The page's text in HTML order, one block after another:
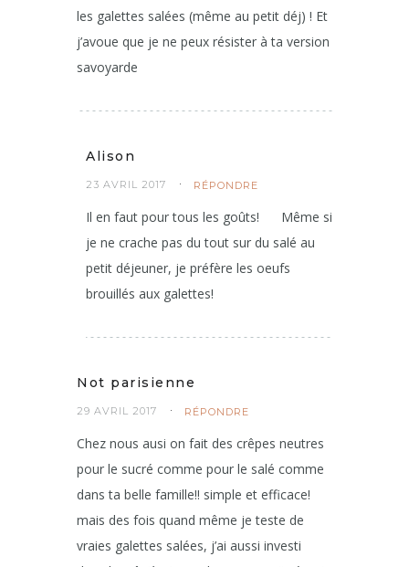
les galettes salées (même au petit déj) ! Et
j’avoue que je ne peux résister à ta version
savoyarde
Alison
23 AVRIL 2017 RÉPONDRE
Il en faut pour tous les goûts!
Même si
je ne crache pas du tout sur du salé au
petit déjeuner, je préfère les oeufs
brouillés aux galettes!
Not parisienne
29 AVRIL 2017 RÉPONDRE
Chez nous ausi on fait des crêpes neutres
pour le sucré comme pour le salé comme
dans ta belle famille!! simple et efficace!
mais des fois quand même je teste de
vraies galettes salées, j’ai aussi investi